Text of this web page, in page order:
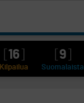
16 9
Kilpailua Suomalaista